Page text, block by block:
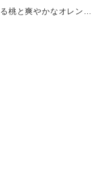
とろける桃と爽やかなオレンジで、巡るキレイ習慣。デトックスウォーターセットやさしい甘みの桃と、すっきりとした酸味のオレンジを組み合わせた、デトックスウォーター用ドライフルーツセット。砂糖・保存料を使わず、果実そのものの味わいと栄養をぎゅっと閉じ込めました。水に入れるだけで、フルーツの香りと成分がゆっくり広がり、毎日の水分補給が“整える時間”に変わります。桃のリラックス感ある甘さと、オレンジの爽やかさで、心も体もすっきり。忙しい日常の中で、無理なく続けられるインナーケア習慣を。原材料：桃（長野県産） オレンジ（長野県産）容量：16g×4袋賞味期限：製造日から６ヶ月